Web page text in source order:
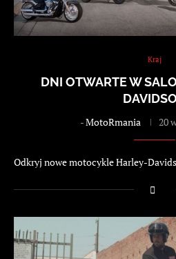
Kraj
DNI OTWARTE W
-MotoRmania 20
Odkryj nowe motocykle Harley-